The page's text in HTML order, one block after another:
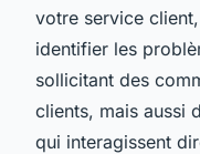
votre service
identifier les
sollicitant des
clients, mais aussi
qui interagissent